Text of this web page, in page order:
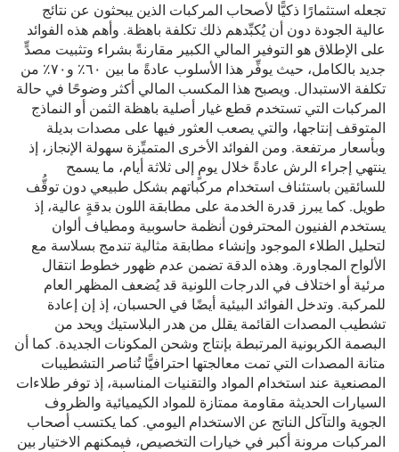
تجعله استثمارًا ذكيًّا لأصحاب المركبات الذين يبحثون عن نتائج
عالية الجودة دون أن يُكبِّدهم ذلك تكلفة باهظة. وأهم هذه الفوائد
على الإطلاق هو التوفير المالي الكبير مقارنةً بشراء وتثبيت مصدٍّ
جديد بالكامل، حيث يوفِّر هذا الأسلوب عادةً ما بين ٦٠٪ و٧٠٪ من
تكلفة الاستبدال. ويصبح هذا المكسب المالي أكثر وضوحًا في حالة
المركبات التي تستخدم قطع غيار أصلية باهظة الثمن أو النماذج
المتوقف إنتاجها، والتي يصعب العثور فيها على مصدات بديلة
وبأسعار مرتفعة. ومن الفوائد الأخرى المتميِّزة سهولة الإنجاز، إذ
ينتهي إجراء الرش عادةً خلال يومٍ إلى ثلاثة أيام، ما يسمح
للسائقين باستئناف استخدام مركباتهم بشكل طبيعي دون توقُّف
طويل. كما يبرز قدرة الخدمة على مطابقة اللون بدقةٍ عالية، إذ
يستخدم الفنيون المحترفون أنظمة حاسوبية ومطياف ألوان
لتحليل الطلاء الموجود وإنشاء مطابقة مثالية تندمج بسلاسة مع
الألواح المجاورة. وهذه الدقة تضمن عدم ظهور خطوط انتقال
مرئية أو اختلاف في الدرجات اللونية قد يُضعف المظهر العام
للمركبة. وتدخل الفوائد البيئية أيضًا في الحسبان، إذ إن إعادة
تشطيب المصدات القائمة يقلل من هدر البلاستيك ويحد من
البصمة الكربونية المرتبطة بإنتاج وشحن المكونات الجديدة. كما أن
متانة المصدات التي تمت معالجتها احترافيًّا تُناصر التشطيبات
المصنعية عند استخدام المواد والتقنيات المناسبة، إذ توفر طلاءات
السيارات الحديثة مقاومة ممتازة للمواد الكيميائية والظروف
الجوية والتآكل الناتج عن الاستخدام اليومي. كما يكتسب أصحاب
المركبات مرونة أكبر في خيارات التخصيص، فيمكنهم الاختيار بين